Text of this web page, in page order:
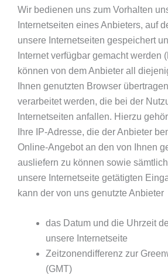
Wir bedienen uns zum Vorhalten
Internetseiten eines Anbieters, auf
unsere Internetseiten gespeichert
Internet verfügbar gemacht werden
können von dem Anbieter all
Ihnen genutzten Browser
verarbeitet werden, die bei der
Internetseiten anfallen. Hierzu
Ihre IP-Adresse, die der Anbieter
Online-Angebot an den von Ihnen
ausliefern zu können sowie
unsere Internetseite getätigten
kann der von uns genutzte Anbieter
das Datum und die Uhrzeit
unsere Internetseite
Zeitzonendifferenz zur
(GMT)